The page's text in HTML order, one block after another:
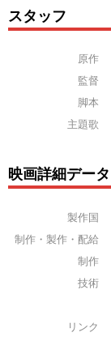
スタッフ
原作
監督
脚本
主題歌
映画詳細データ
製作国
制作・製作・配給
制作
技術
リンク